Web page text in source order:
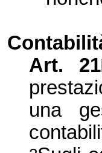
Art. 21
una